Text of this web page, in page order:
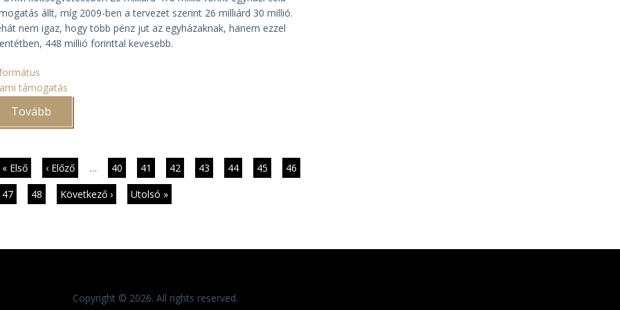
állt, míg 2009-ben a tervezet szerint 26 milliárd 30 millió.
nem igaz, hogy több pénz jut az egyházaknak, hanem ezzel
448 millió forinttal kevesebb.
támogatás
Tovább
egyház
a
kormány
költségvetési
tervéről)
Első
oldal
« Első
Előző
oldal
‹ Előző … Page
40 Page
41 Page
42 Page
43 Page
44 Page
45 Page
46
Jelenlegi
47 Page
48
Következő
Következő ›
Utolsó
Utolsó »
Copyright © 2026. All rights reserved.